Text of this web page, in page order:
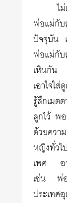
ไ
พ่อแม่กับ
ปัจจุบัน
พ่อแม่กั
เหินกัน
เอาใจใ
รู้สึกเมต
ลูกไว้ พ
ด้วยควา
หญิงทั่ว
เพศ อา
เช่น พ่อ
ประเทศ